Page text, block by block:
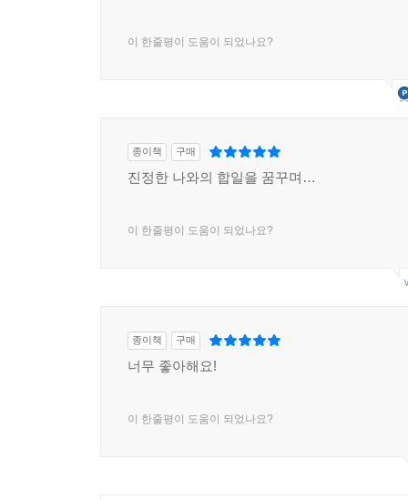
이 한줄평이 도움이 되었나요?
종이책 구매
진정한 나와의 합일을 꿈꾸며…
이 한줄평이 도움이 되었나요?
종이책 구매
너무 좋아해요!
이 한줄평이 도움이 되었나요?